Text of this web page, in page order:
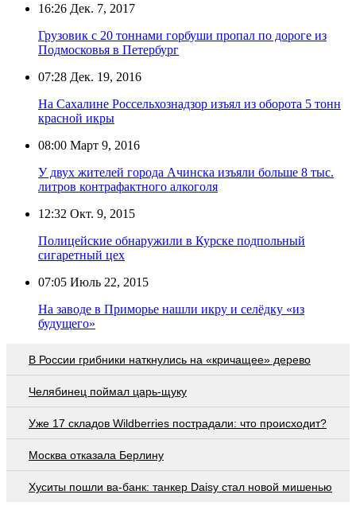
16:26 Дек. 7, 2017
Грузовик с 20 тоннами горбуши пропал по дороге из
Подмосковья в Петербург
07:28 Дек. 19, 2016
На Сахалине Россельхознадзор изъял из оборота 5 тонн
красной икры
08:00 Март 9, 2016
У двух жителей города Ачинска изъяли больше 8 тыс.
литров контрафактного алкоголя
12:32 Окт. 9, 2015
Полицейские обнаружили в Курске подпольный
сигаретный цех
07:05 Июль 22, 2015
На заводе в Приморье нашли икру и селёдку «из
будущего»
В России грибники наткнулись на «кричащее» дерево
Челябинец поймал царь-щуку
Уже 17 складов Wildberries пострадали: что происходит?
Москва отказала Берлину
Хуситы пошли ва-банк: танкер Daisy стал новой мишенью